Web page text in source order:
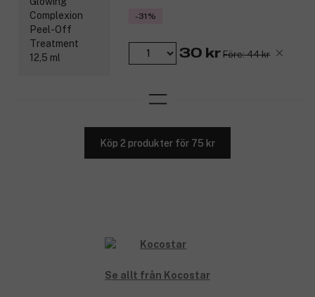
-31%
30 kr Före: 44 kr
Köp 2 produkter för 75 kr
Se allt från Kocostar